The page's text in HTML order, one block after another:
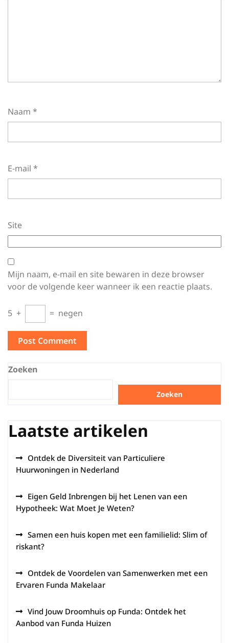
Naam *
E-mail *
Site
Mijn naam, e-mail en site bewaren in deze browser
voor de volgende keer wanneer ik een reactie plaats.
5 + = negen
Zoeken
Zoeken
Laatste artikelen
Ontdek de Diversiteit van Particuliere
Huurwoningen in Nederland
Eigen Geld Inbrengen bij het Lenen van een
Hypotheek: Wat Moet Je Weten?
Samen een huis kopen met een familielid: Slim of
riskant?
Ontdek de Voordelen van Samenwerken met een
Ervaren Funda Makelaar
Vind Jouw Droomhuis op Funda: Ontdek het
Aanbod van Funda Huizen